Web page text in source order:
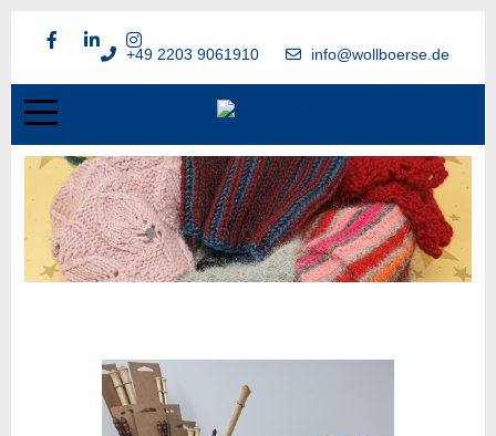
+49 2203 9061910 info@wollboerse.de